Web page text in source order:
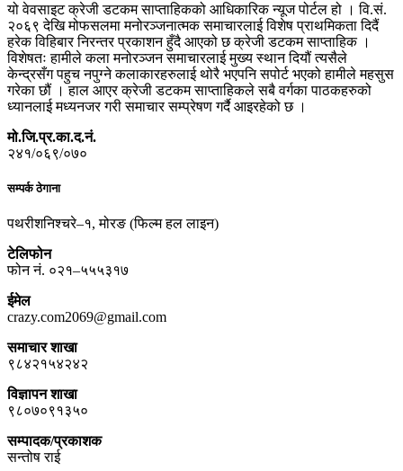
यो वेवसाइट क्रेजी डटकम साप्ताहिकको आधिकारिक न्यूज पोर्टल हो । वि.सं.
२०६९ देखि मोफसलमा मनोरञ्जनात्मक समाचारलाई विशेष प्राथमिकता दिदैं
हरेक विहिबार निरन्तर प्रकाशन हुँदै आएको छ क्रेजी डटकम साप्ताहिक ।
विशेषतः हामीले कला मनोरञ्जन समाचारलाई मुख्य स्थान दियौं त्यसैले
केन्द्रसँग पहुच नपुग्ने कलाकारहरुलाई थोरै भएपनि सपोर्ट भएको हामीले महसुस
गरेका छौं । हाल आएर क्रेजी डटकम साप्ताहिकले सबै वर्गका पाठकहरुको
ध्यानलाई मध्यनजर गरी समाचार सम्प्रेषण गर्दै आइरहेको छ ।
मो.जि.प्र.का.द.नं.
२४१/०६९/०७०
सम्पर्क ठेगाना
पथरीशनिश्चरे–१, मोरङ (फिल्म हल लाइन)
टेलिफोन
फोन नं. ०२१–५५५३१७
ईमेल
crazy.com2069@gmail.com
समाचार शाखा
९८४२१५४२४२
विज्ञापन शाखा
९८०७०९१३५०
सम्पादक/प्रकाशक
सन्तोष राई